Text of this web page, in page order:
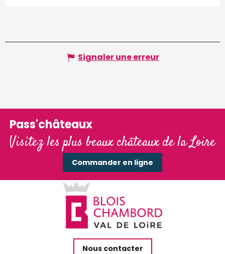
Signaler une erreur
Pass'châteaux
Visitez les plus beaux châteaux de la Loire
Commander en ligne
Nous contacter